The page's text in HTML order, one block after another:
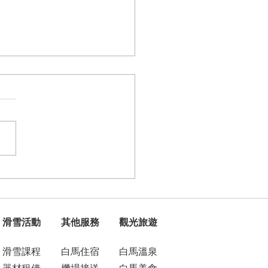
滑雪活動
滑雪課程
其他服務
白馬住宿
觀光旅遊
白馬溫泉